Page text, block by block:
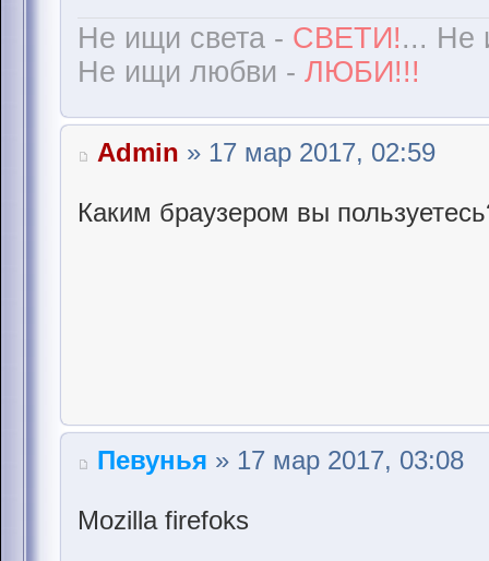
Не ищи света - СВЕТИ!... Не
Не ищи любви - ЛЮБИ!!!
Admin » 17 мар 2017, 02:59
Каким браузером вы
Певунья » 17 мар 2017, 03:08
Mozilla firefoks